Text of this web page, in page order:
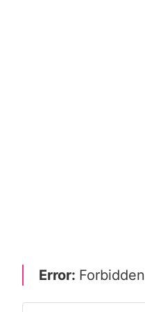
Error: Forbidden